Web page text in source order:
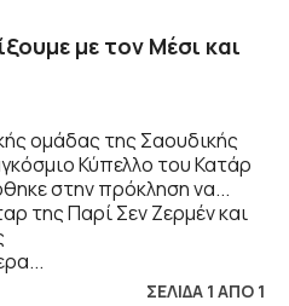
με τον Μέσι και
ομάδας της Σαουδικής
Κύπελλο του Κατάρ
στην πρόκληση να...
της Παρί Σεν Ζερμέν και
ΣΕΛΙΔΑ 1 ΑΠΟ 1